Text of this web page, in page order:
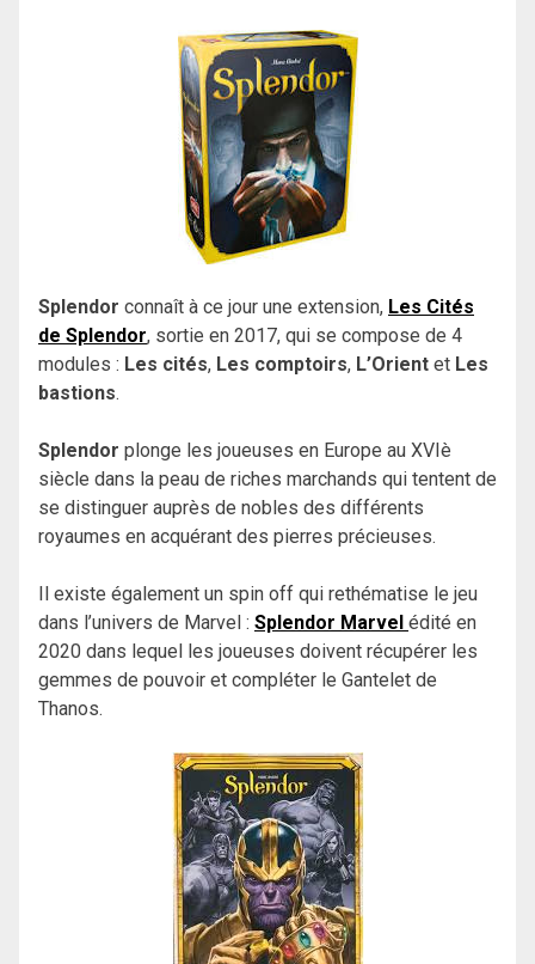
Splendor connaît à ce jour une extension, Les Cités
de Splendor, sortie en 2017, qui se compose de 4
modules : Les cités, Les comptoirs, L’Orient et Les
bastions.
Splendor plonge les joueuses en Europe au XVIè
siècle dans la peau de riches marchands qui tentent de
se distinguer auprès de nobles des différents
royaumes en acquérant des pierres précieuses.
Il existe également un spin off qui rethématise le jeu
dans l’univers de Marvel : Splendor Marvel édité en
2020 dans lequel les joueuses doivent récupérer les
gemmes de pouvoir et compléter le Gantelet de
Thanos.